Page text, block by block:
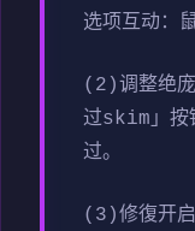
选项互动：
(2)调整绝庞
过skim」按
过。
(3)修復开启